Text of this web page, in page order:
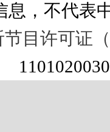
息，不代表
目许可证